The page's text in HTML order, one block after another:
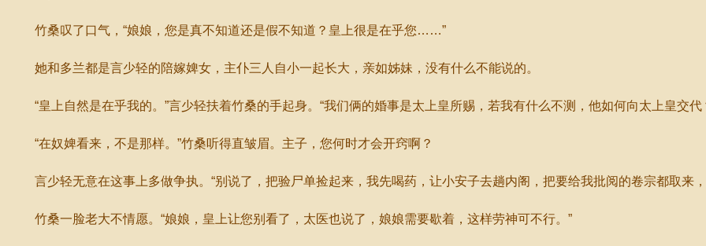
竹桑叹了口气，“娘娘，您是真不知道还是假不知道？皇上很是在乎您……”
她和多兰都是言少轻的陪嫁婢女，主仆三人自小一起长大，亲如姊妹，没有什么不能说的。
“皇上自然是在乎我的。”言少轻扶着竹桑的手起身。“我们俩的婚事是太上皇所赐，若我有什么不测，他如何向太上皇交代
“在奴婢看来，不是那样。”竹桑听得直皱眉。主子，您何时才会开窍啊？
言少轻无意在这事上多做争执。“别说了，把验尸单捡起来，我先喝药，让小安子去趟内阁，把要给我批阅的卷宗都取来
竹桑一脸老大不情愿。“娘娘，皇上让您别看了，太医也说了，娘娘需要歇着，这样劳神可不行。”